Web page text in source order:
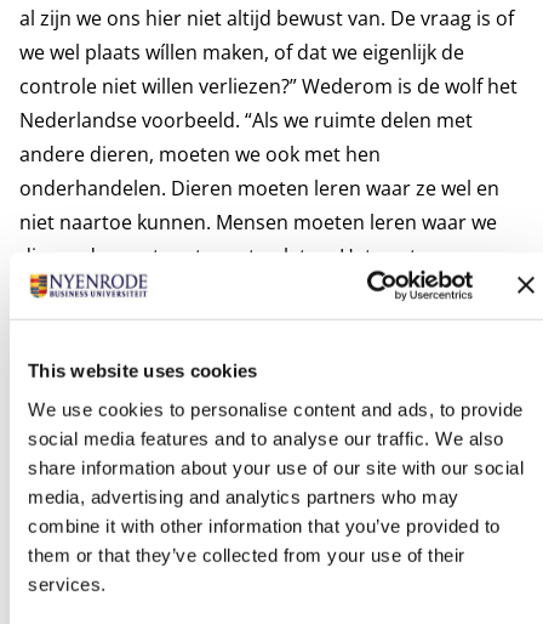
This website uses cookies
We use cookies to personalise content and ads, to provide
social media features and to analyse our traffic. We also
share information about your use of our site with our social
media, advertising and analytics partners who may
combine it with other information that you’ve provided to
them or that they’ve collected from your use of their
services.
al zijn we ons hier niet altijd bewust van. De vraag is of
we wel plaats wíllen maken, of dat we eigenlijk de
controle niet willen verliezen?” Wederom is de wolf het
Nederlandse voorbeeld. “Als we ruimte delen met
andere dieren, moeten we ook met hen
onderhandelen. Dieren moeten leren waar ze wel en
niet naartoe kunnen. Mensen moeten leren waar we
dieren dan met rust moeten laten. Het gaat om
onderhandelen over ruimte. Maar mensen vinden dat
er in Europa geen ruimte is.”
“We zíjn de natuur”
communicatiemiddelen zodat ruiters, wandelaars en
mountainbikers elkaar niet tegenkomen. “Dit kan ook
met wolven. Zie hekken als communicatiemiddelen en
geef elkaar de ruimte.” We zíjn de natuur volgens
Drenthen. We staan er midden in. Daarom moeten we
meer over elkaar leren. De morele vraag van Drenthen